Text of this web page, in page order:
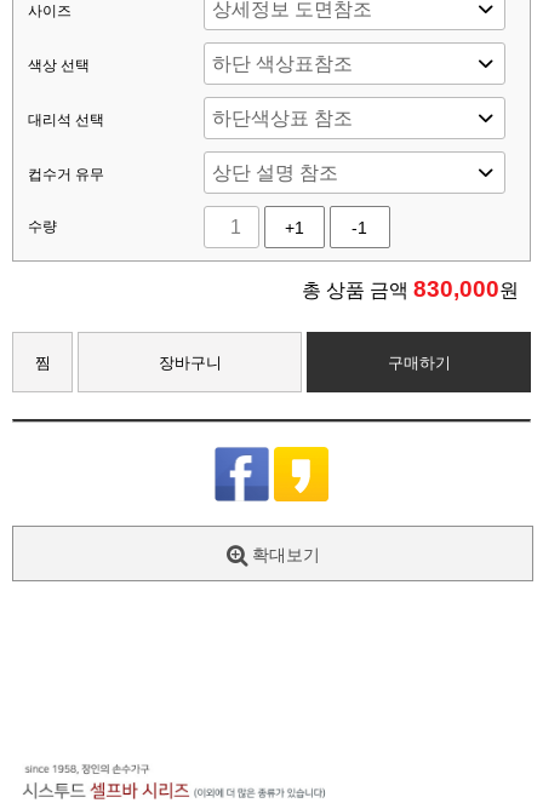
사이즈
색상 선택
대리석 선택
컵수거 유무
수량 +1 -1
총 상품 금액 830,000원
찜 장바구니 구매하기
확대보기